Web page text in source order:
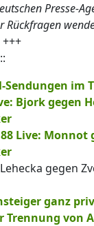
Presse-
Rückfragen
+++
im
Bjork gegen
Live: Monnot
gegen
ganz
Trennung von